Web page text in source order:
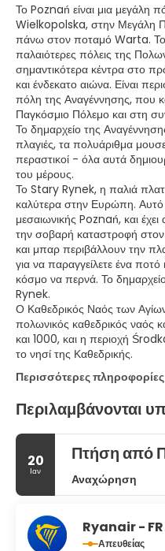
Το Poznań είναι μια μεγάλη
Wielkopolska, στην Μεγάλη
πάνω στον ποταμό Warta. Το
παλαιότερες πόλεις της
σημαντικότερα κέντρα στο
και ένδεκατο αιώνα. Είναι
πόλη της Αναγέννησης, που
Παγκόσμιο Πόλεμο και στη
Το δημαρχείο της
πλαγιές, τα πολυάριθμα
περαστικοί - όλα αυτά
του μέρους.
Το Stary Rynek, η παλιά
καλύτερα στην Ευρώπη. Αυτό
μεσαιωνικής Poznań, και έχει
την σοβαρή καταστροφή
και μπαρ περιβάλλουν την
για να παραγγείλετε ένα
κόσμο να περνά. Το δημαρχείο
Rynek.
Ο Καθεδρικός Ναός των
πολωνικός καθεδρικός ναός
και 1000, και η περιοχή
το νησί της Καθεδρικής.
Περισσότερες πληροφορίες
Περιλαμβάνονται
20
Ιαν
Πτήση από
Αναχώρηση
Ryanair -
Απευθείας